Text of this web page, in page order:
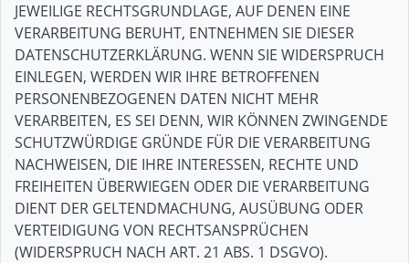
JEWEILIGE RECHTSGRUNDLAGE, AUF DENEN EINE
VERARBEITUNG BERUHT, ENTNEHMEN SIE DIESER
DATENSCHUTZERKLÄRUNG. WENN SIE WIDERSPRUCH
EINLEGEN, WERDEN WIR IHRE BETROFFENEN
PERSONENBEZOGENEN DATEN NICHT MEHR
VERARBEITEN, ES SEI DENN, WIR KÖNNEN ZWINGENDE
SCHUTZWÜRDIGE GRÜNDE FÜR DIE VERARBEITUNG
NACHWEISEN, DIE IHRE INTERESSEN, RECHTE UND
FREIHEITEN ÜBERWIEGEN ODER DIE VERARBEITUNG
DIENT DER GELTENDMACHUNG, AUSÜBUNG ODER
VERTEIDIGUNG VON RECHTSANSPRÜCHEN
(WIDERSPRUCH NACH ART. 21 ABS. 1 DSGVO).